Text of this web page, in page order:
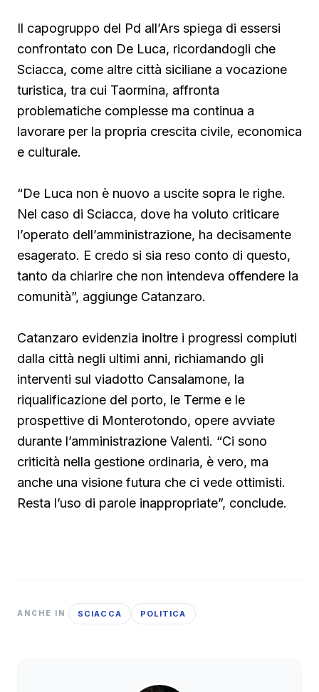
Il capogruppo del Pd all’Ars spiega di essersi
confrontato con De Luca, ricordandogli che
Sciacca, come altre città siciliane a vocazione
turistica, tra cui Taormina, affronta
problematiche complesse ma continua a
lavorare per la propria crescita civile, economica
e culturale.
“De Luca non è nuovo a uscite sopra le righe.
Nel caso di Sciacca, dove ha voluto criticare
l’operato dell’amministrazione, ha decisamente
esagerato. E credo si sia reso conto di questo,
tanto da chiarire che non intendeva offendere la
comunità”, aggiunge Catanzaro.
Catanzaro evidenzia inoltre i progressi compiuti
dalla città negli ultimi anni, richiamando gli
interventi sul viadotto Cansalamone, la
riqualificazione del porto, le Terme e le
prospettive di Monterotondo, opere avviate
durante l’amministrazione Valenti. “Ci sono
criticità nella gestione ordinaria, è vero, ma
anche una visione futura che ci vede ottimisti.
Resta l’uso di parole inappropriate”, conclude.
ANCHE IN SCIACCA POLITICA